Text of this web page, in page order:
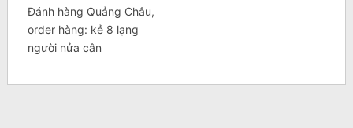
Đánh hàng Quảng Châu,
order hàng: kẻ 8 lạng
người nửa cân